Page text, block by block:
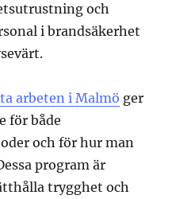
och
i brandsäkerhet
arbeten i Malmö ger
för både
och för hur man
program är
trygghet och